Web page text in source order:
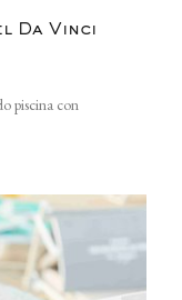
Da Vinci
piscina con